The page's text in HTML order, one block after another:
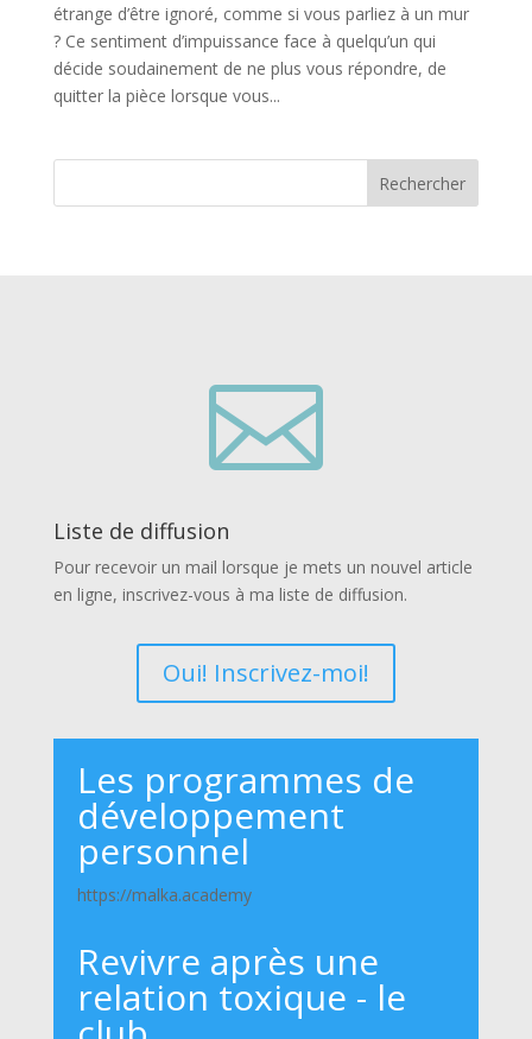
étrange d’être ignoré, comme si vous parliez à un mur
? Ce sentiment d’impuissance face à quelqu’un qui
décide soudainement de ne plus vous répondre, de
quitter la pièce lorsque vous...
Rechercher

Liste de diffusion
Pour recevoir un mail lorsque je mets un nouvel article
en ligne, inscrivez-vous à ma liste de diffusion.
Oui! Inscrivez-moi!
Les programmes de
développement
personnel
https://malka.academy
Revivre après une
relation toxique - le